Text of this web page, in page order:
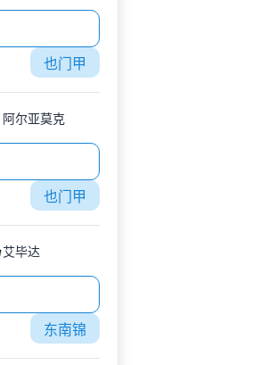
也门甲
阿尔亚莫克
也门甲
艾毕达
东南锦